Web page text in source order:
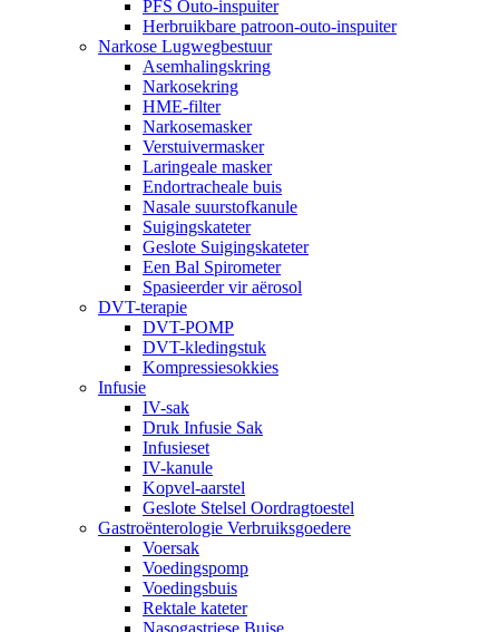
PFS Outo-inspuiter
Herbruikbare patroon-outo-inspuiter
Narkose Lugwegbestuur
Asemhalingskring
Narkosekring
HME-filter
Narkosemasker
Verstuivermasker
Laringeale masker
Endortracheale buis
Nasale suurstofkanule
Suigingskateter
Geslote Suigingskateter
Een Bal Spirometer
Spasieerder vir aërosol
DVT-terapie
DVT-POMP
DVT-kledingstuk
Kompressiesokkies
Infusie
IV-sak
Druk Infusie Sak
Infusieset
IV-kanule
Kopvel-aarstel
Geslote Stelsel Oordragtoestel
Gastroënterologie Verbruiksgoedere
Voersak
Voedingspomp
Voedingsbuis
Rektale kateter
Nasogastriese Buise